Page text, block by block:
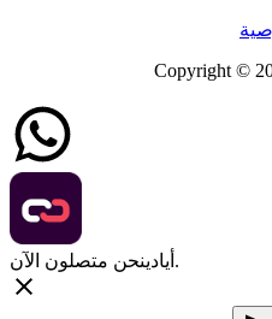
Copyright ©
أيادي نحن متصلون الآن.